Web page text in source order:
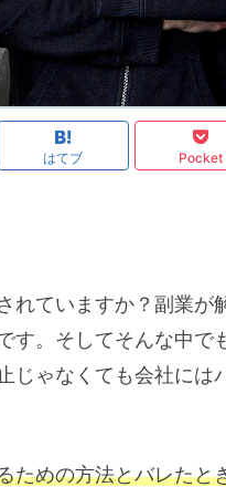
はてブ Pocket
れていますか？副業が
す。そしてそんな中で
じゃなくても会社に
ための方法とバレたと